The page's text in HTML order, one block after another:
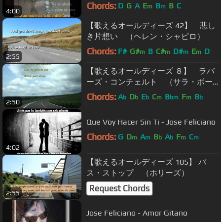
4:00 Chords: D G A Em Bm B C
2:55
【歌えるオールディーズ 42】 悲し
き片想い （ヘレン・シャピロ）
Chords: F# G#m B C#m D#m Em D
2:50
【歌えるオールディーズ ８】 ラバ
ーズ・コンチェルト （サラ・ボー
ン）
Chords: Ab Db Eb Cm Bbm Fm Bb
4:02
Que Voy Hacer Sin Ti - Jose Feliciano
Chords: G Dm Am Bb Ab Fm Cm
2:55
【歌えるオールディーズ 105】 バ
ス・ストップ （ホリーズ）
Request Chords
Jose Feliciano - Amor Gitano